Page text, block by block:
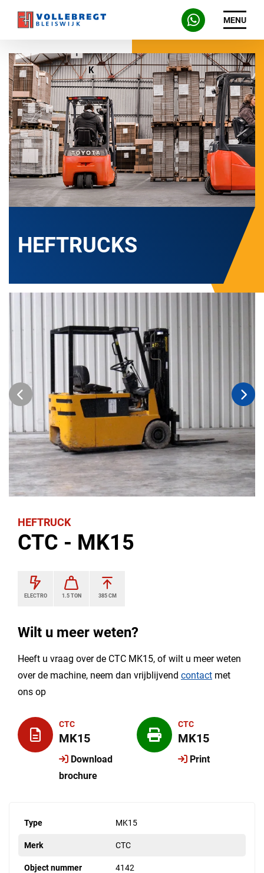
MENU
HEFTRUCKS
HEFTRUCK
CTC - MK15
ELECTRO 1.5 TON 385 CM
Wilt u meer weten?
Heeft u vraag over de CTC MK15, of wilt u meer weten
over de machine, neem dan vrijblijvend contact met
ons op
CTC
MK15
Download
brochure
CTC
MK15
Print
Type MK15
Merk CTC
Object nummer 4142